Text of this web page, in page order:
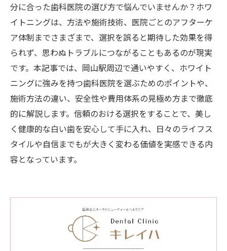
分に合った歯科医院の選び方で悩んでいませんか？ホワ
イトニングは、方法や施術技術、医院ごとのアフターケ
ア体制までさまざまで、選択を誤ると期待した効果を得
られず、思わぬトラブルにつながることもあるのが現実
です。本記事では、岡山駅周辺で通いやすく、ホワイト
ニングに強みを持つ歯科医院を選ぶためのポイントや、
施術方法の違い、安全性や費用体系の見極め方まで徹底
的に解説します。信頼のおける選択をすることで、美し
く健康的な白い歯を安心して手に入れ、日々のライフス
タイルや自信までもが大きく変わる価値を実感できる内
容となっています。